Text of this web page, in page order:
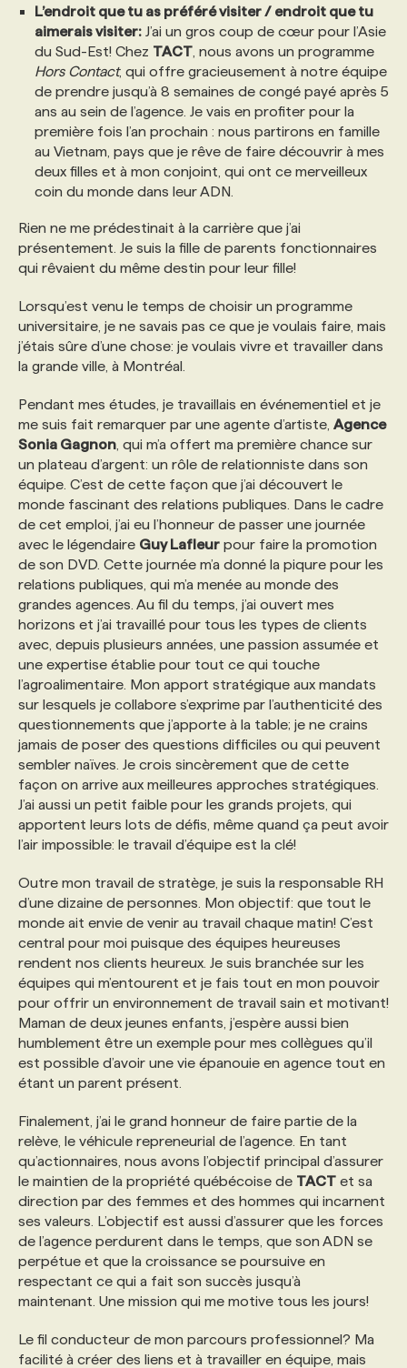
L’endroit que tu as préféré visiter / endroit que tu
aimerais visiter: J’ai un gros coup de cœur pour l’Asie
du Sud-Est! Chez TACT , nous avons un programme
Hors Contact, qui offre gracieusement à notre équipe
de prendre jusqu’à 8 semaines de congé payé après 5
ans au sein de l’agence. Je vais en profiter pour la
première fois l’an prochain : nous partirons en famille
au Vietnam, pays que je rêve de faire découvrir à mes
deux filles et à mon conjoint, qui ont ce merveilleux
coin du monde dans leur ADN.
Rien ne me prédestinait à la carrière que j’ai
présentement. Je suis la fille de parents fonctionnaires
qui rêvaient du même destin pour leur fille!
Lorsqu’est venu le temps de choisir un programme
universitaire, je ne savais pas ce que je voulais faire, mais
j’étais sûre d’une chose: je voulais vivre et travailler dans
la grande ville, à Montréal.
Pendant mes études, je travaillais en événementiel et je
me suis fait remarquer par une agente d’artiste, Agence
Sonia Gagnon , qui m’a offert ma première chance sur
un plateau d’argent: un rôle de relationniste dans son
équipe. C’est de cette façon que j’ai découvert le
monde fascinant des relations publiques. Dans le cadre
de cet emploi, j’ai eu l’honneur de passer une journée
avec le légendaire Guy Lafleur pour faire la promotion
de son DVD. Cette journée m’a donné la piqure pour les
relations publiques, qui m’a menée au monde des
grandes agences. Au fil du temps, j’ai ouvert mes
horizons et j’ai travaillé pour tous les types de clients
avec, depuis plusieurs années, une passion assumée et
une expertise établie pour tout ce qui touche
l’agroalimentaire. Mon apport stratégique aux mandats
sur lesquels je collabore s’exprime par l’authenticité des
questionnements que j’apporte à la table; je ne crains
jamais de poser des questions difficiles ou qui peuvent
sembler naïves. Je crois sincèrement que de cette
façon on arrive aux meilleures approches stratégiques.
J’ai aussi un petit faible pour les grands projets, qui
apportent leurs lots de défis, même quand ça peut avoir
l’air impossible: le travail d’équipe est la clé!
Outre mon travail de stratège, je suis la responsable RH
d’une dizaine de personnes. Mon objectif: que tout le
monde ait envie de venir au travail chaque matin! C’est
central pour moi puisque des équipes heureuses
rendent nos clients heureux. Je suis branchée sur les
équipes qui m’entourent et je fais tout en mon pouvoir
pour offrir un environnement de travail sain et motivant!
Maman de deux jeunes enfants, j’espère aussi bien
humblement être un exemple pour mes collègues qu’il
est possible d’avoir une vie épanouie en agence tout en
étant un parent présent.
Finalement, j’ai le grand honneur de faire partie de la
relève, le véhicule repreneurial de l’agence. En tant
qu’actionnaires, nous avons l’objectif principal d’assurer
le maintien de la propriété québécoise de TACT et sa
direction par des femmes et des hommes qui incarnent
ses valeurs. L’objectif est aussi d’assurer que les forces
de l’agence perdurent dans le temps, que son ADN se
perpétue et que la croissance se poursuive en
respectant ce qui a fait son succès jusqu’à
maintenant. Une mission qui me motive tous les jours!
Le fil conducteur de mon parcours professionnel? Ma
facilité à créer des liens et à travailler en équipe, mais